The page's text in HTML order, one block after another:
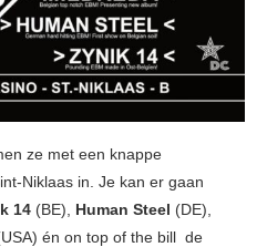
ze met een knappe
Niklaas in. Je kan er gaan
14 (BE), Human Steel (DE),
én on top of the bill de